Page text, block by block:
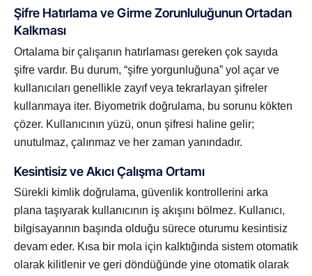
Şifre Hatırlama ve Girme Zorunluluğunun Ortadan
Kalkması
Ortalama bir çalışanın hatırlaması gereken çok sayıda
şifre vardır. Bu durum, “şifre yorgunluğuna” yol açar ve
kullanıcıları genellikle zayıf veya tekrarlayan şifreler
kullanmaya iter. Biyometrik doğrulama, bu sorunu kökten
çözer. Kullanıcının yüzü, onun şifresi haline gelir;
unutulmaz, çalınmaz ve her zaman yanındadır.
Kesintisiz ve Akıcı Çalışma Ortamı
Sürekli kimlik doğrulama, güvenlik kontrollerini arka
plana taşıyarak kullanıcının iş akışını bölmez. Kullanıcı,
bilgisayarının başında olduğu sürece oturumu kesintisiz
devam eder. Kısa bir mola için kalktığında sistem otomatik
olarak kilitlenir ve geri döndüğünde yine otomatik olarak